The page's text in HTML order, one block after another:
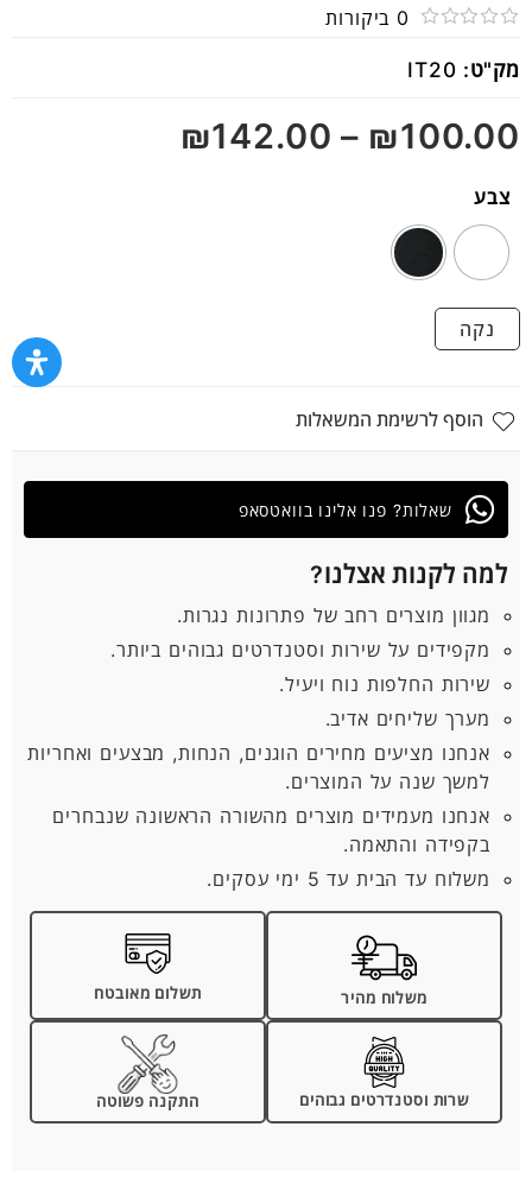
0
5
0 ביקורות
מק"ט: IT20
₪100.00
–
₪142.00
צבע
נקה
הוסף לרשימת המשאלות
למה לקנות אצלנו?
מגוון מוצרים רחב של פתרונות נגרות.
מקפידים על שירות וסטנדרטים גבוהים ביותר.
שירות החלפות נוח ויעיל.
מערך שליחים אדיב.
אנחנו מציעים מחירים הוגנים, הנחות, מבצעים ואחריות
למשך שנה על המוצרים.
אנחנו מעמידים מוצרים מהשורה הראשונה שנבחרים
בקפידה והתאמה.
משלוח עד הבית עד 5 ימי עסקים.
משלוח מהיר תשלום מאובטח
שרות וסטנדרטים גבוהים התקנה פשוטה
שאלות? פנו אלינו בוואטסאפ